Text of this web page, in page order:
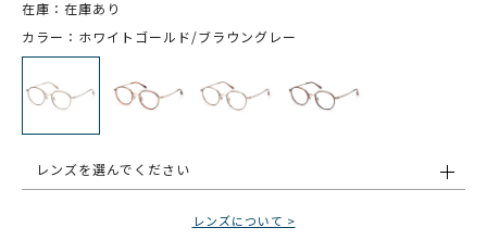
在庫：在庫あり
カラー：ホワイトゴールド/ブラウングレー
レンズを選んでください
レンズについて >